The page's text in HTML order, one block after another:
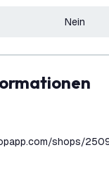
Nein
shops/